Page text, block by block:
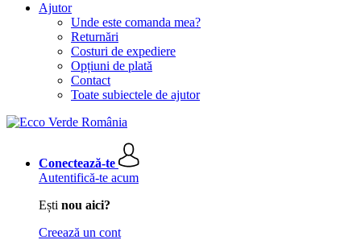
Ajutor
Unde este comanda mea?
Returnări
Costuri de expediere
Opțiuni de plată
Contact
Toate subiectele de ajutor
Conectează-te
Autentifică-te acum
Ești nou aici?
Creează un cont